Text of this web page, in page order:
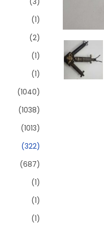
(1)
(2)
(1)
(1)
(1040)
(1038)
(1013)
(322)
(687)
(1)
(1)
(1)